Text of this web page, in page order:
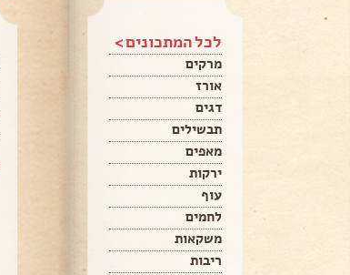
לכל המתכונים >
מרקים
אורז
דגים
תבשילים
מאפים
ירקות
עוף
לחמים
משקאות
ריבות